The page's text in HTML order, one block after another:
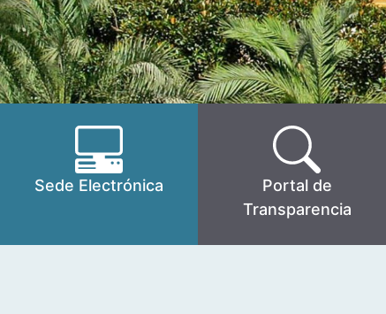
Sede Electrónica
Portal de
Transparencia